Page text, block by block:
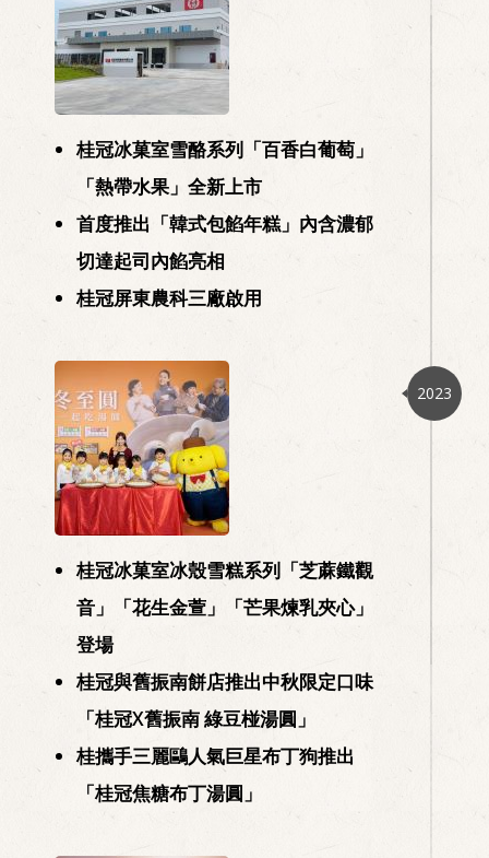
桂冠冰菓室雪酪系列「百香白葡萄」
「熱帶水果」全新上市
首度推出「韓式包餡年糕」內含濃郁
切達起司內餡亮相
桂冠屏東農科三廠啟用
2023
桂冠冰菓室冰殼雪糕系列「芝蔴鐵觀
音」「花生金萱」「芒果煉乳夾心」
登場
桂冠與舊振南餅店推出中秋限定口味
「桂冠X舊振南 綠豆椪湯圓」
桂攜手三麗鷗人氣巨星布丁狗推出
「桂冠焦糖布丁湯圓」